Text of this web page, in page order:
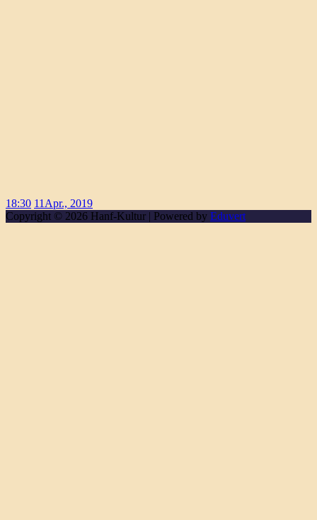
18:30 11 Apr., 2019
Copyright © 2026 Hanf-Kultur | Powered by Eduvert